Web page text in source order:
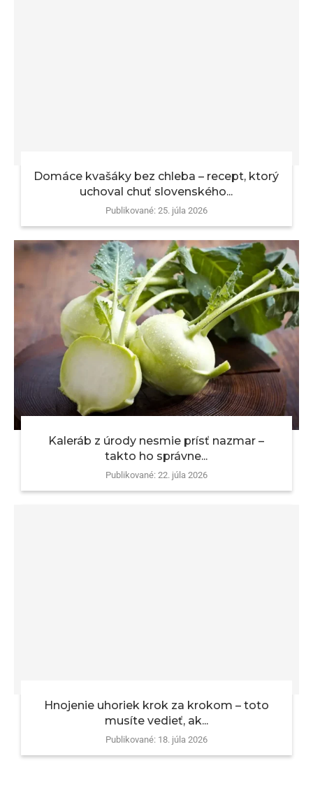
Domáce kvašáky bez chleba – recept, ktorý
uchoval chuť slovenského...
Publikované: 25. júla 2026
Kaleráb z úrody nesmie prísť nazmar –
takto ho správne...
Publikované: 22. júla 2026
Hnojenie uhoriek krok za krokom – toto
musíte vedieť, ak...
Publikované: 18. júla 2026